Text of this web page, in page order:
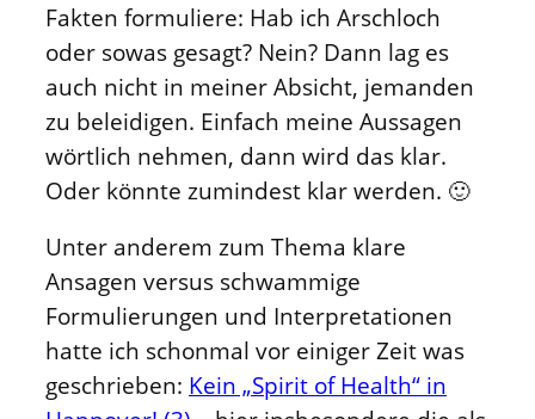
Fakten formuliere: Hab ich Arschloch
oder sowas gesagt? Nein? Dann lag es
auch nicht in meiner Absicht, jemanden
zu beleidigen. Einfach meine Aussagen
wörtlich nehmen, dann wird das klar.
Oder könnte zumindest klar werden. 🙂
Unter anderem zum Thema klare
Ansagen versus schwammige
Formulierungen und Interpretationen
hatte ich schonmal vor einiger Zeit was
geschrieben: Kein „Spirit of Health“ in